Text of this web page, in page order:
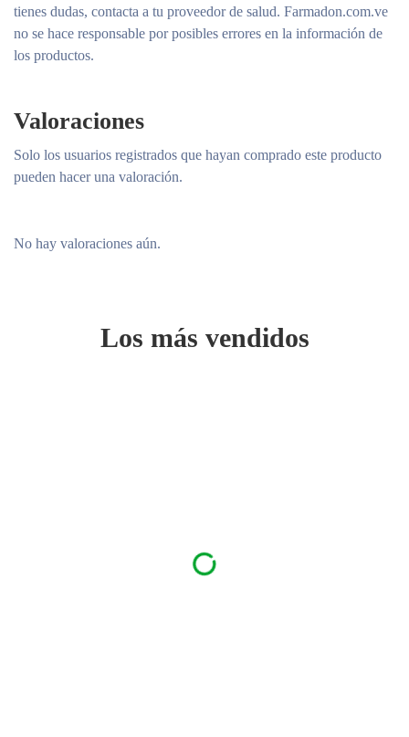
tienes dudas, contacta a tu proveedor de salud. Farmadon.com.ve
no se hace responsable por posibles errores en la información de
los productos.
Valoraciones
No hay valoraciones aún.
Solo los usuarios registrados que hayan comprado este producto
pueden hacer una valoración.
Los más vendidos